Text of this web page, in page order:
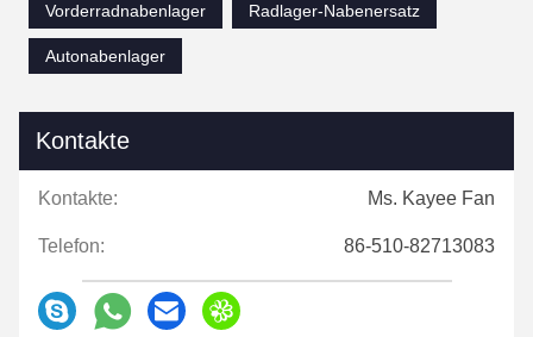
Vorderradnabenlager
Radlager-Nabenersatz
Autonabenlager
Kontakte
Kontakte: Ms. Kayee Fan
Telefon: 86-510-82713083